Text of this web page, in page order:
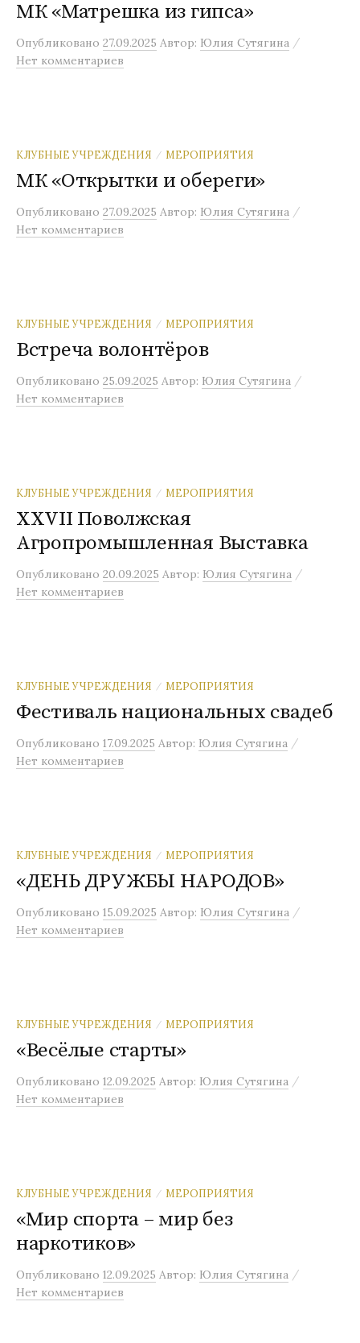
МК «Матрешка из гипса»
Опубликовано 27.09.2025 Автор: Юлия Сутягина /
Нет комментариев
КЛУБНЫЕ УЧРЕЖДЕНИЯ / МЕРОПРИЯТИЯ
МК «Открытки и обереги»
Опубликовано 27.09.2025 Автор: Юлия Сутягина /
Нет комментариев
КЛУБНЫЕ УЧРЕЖДЕНИЯ / МЕРОПРИЯТИЯ
Встреча волонтёров
Опубликовано 25.09.2025 Автор: Юлия Сутягина /
Нет комментариев
КЛУБНЫЕ УЧРЕЖДЕНИЯ / МЕРОПРИЯТИЯ
XXVII Поволжская
Агропромышленная Выставка
Опубликовано 20.09.2025 Автор: Юлия Сутягина /
Нет комментариев
КЛУБНЫЕ УЧРЕЖДЕНИЯ / МЕРОПРИЯТИЯ
Фестиваль национальных свадеб
Опубликовано 17.09.2025 Автор: Юлия Сутягина /
Нет комментариев
КЛУБНЫЕ УЧРЕЖДЕНИЯ / МЕРОПРИЯТИЯ
«ДЕНЬ ДРУЖБЫ НАРОДОВ»
Опубликовано 15.09.2025 Автор: Юлия Сутягина /
Нет комментариев
КЛУБНЫЕ УЧРЕЖДЕНИЯ / МЕРОПРИЯТИЯ
«Весёлые старты»
Опубликовано 12.09.2025 Автор: Юлия Сутягина /
Нет комментариев
КЛУБНЫЕ УЧРЕЖДЕНИЯ / МЕРОПРИЯТИЯ
«Мир спорта – мир без
наркотиков»
Опубликовано 12.09.2025 Автор: Юлия Сутягина /
Нет комментариев